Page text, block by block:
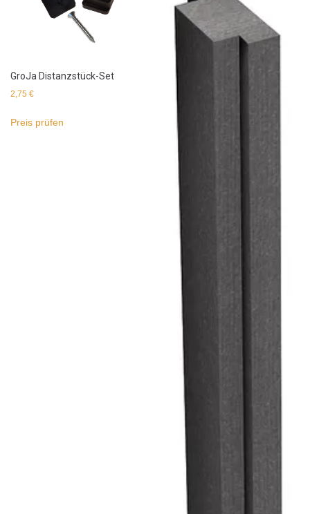
GroJa Distanzstück-Set
2,75 €
Preis prüfen